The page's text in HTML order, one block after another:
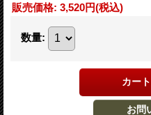
販売価格: 3,520円(税込)
数量: